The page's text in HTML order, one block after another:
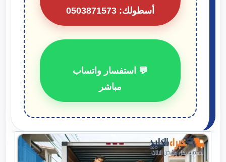
أسطولك: 0503871573
💬 استفسار واتساب
مباشر